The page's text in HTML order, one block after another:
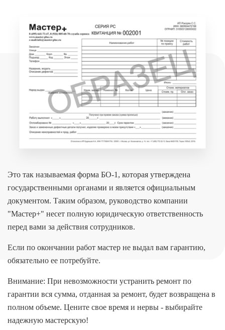
Это так называемая форма БО-1, которая утверждена
государственными органами и является официальным
документом. Таким образом, руководство компании
"Мастер+" несет полную юридическую ответственность
перед вами за действия сотрудников.
Если по окончании работ мастер не выдал вам гарантию,
обязательно ее потребуйте.
Внимание: При невозможности устранить ремонт по
гарантии вся сумма, отданная за ремонт, будет возвращена в
полном объеме. Цените свое время и нервы - выбирайте
надежную мастерскую!